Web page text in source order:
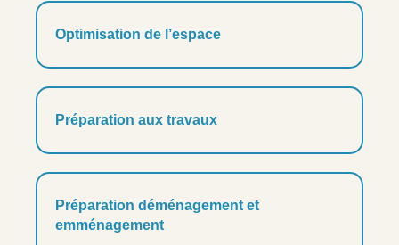
Optimisation de l’espace
Préparation aux travaux
Préparation déménagement et
emménagement